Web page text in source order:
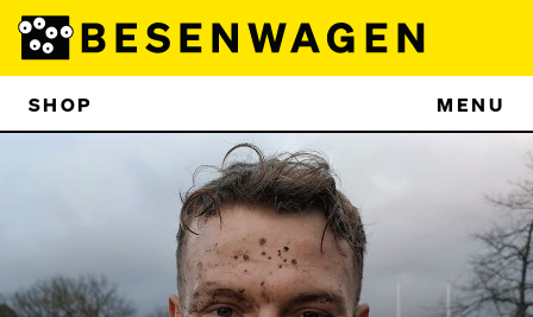
SHOP MENU